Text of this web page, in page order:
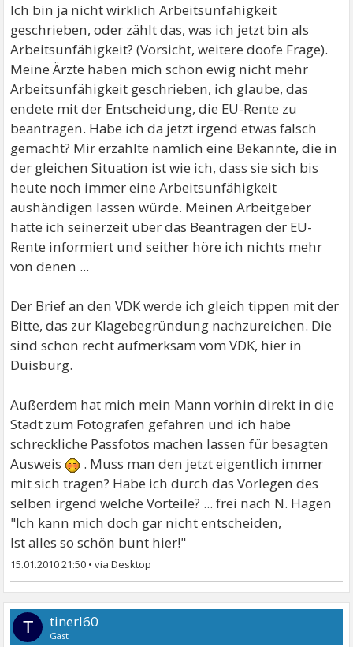
Ich bin ja nicht wirklich Arbeitsunfähigkeit
geschrieben, oder zählt das, was ich jetzt bin als
Arbeitsunfähigkeit? (Vorsicht, weitere doofe Frage).
Meine Ärzte haben mich schon ewig nicht mehr
Arbeitsunfähigkeit geschrieben, ich glaube, das
endete mit der Entscheidung, die EU-Rente zu
beantragen. Habe ich da jetzt irgend etwas falsch
gemacht? Mir erzählte nämlich eine Bekannte, die in
der gleichen Situation ist wie ich, dass sie sich bis
heute noch immer eine Arbeitsunfähigkeit
aushändigen lassen würde. Meinen Arbeitgeber
hatte ich seinerzeit über das Beantragen der EU-
Rente informiert und seither höre ich nichts mehr
von denen ...
Der Brief an den VDK werde ich gleich tippen mit der
Bitte, das zur Klagebegründung nachzureichen. Die
sind schon recht aufmerksam vom VDK, hier in
Duisburg.
Außerdem hat mich mein Mann vorhin direkt in die
Stadt zum Fotografen gefahren und ich habe
schreckliche Passfotos machen lassen für besagten
Ausweis
. Muss man den jetzt eigentlich immer
mit sich tragen? Habe ich durch das Vorlegen des
selben irgend welche Vorteile? ... frei nach N. Hagen
"Ich kann mich doch gar nicht entscheiden,
Ist alles so schön bunt hier!"
15.01.2010 21:50 •
T tinerl60
Gast